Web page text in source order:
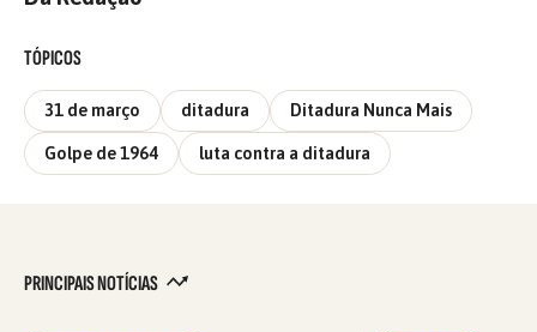
TÓPICOS
31 de março ditadura Ditadura Nunca Mais
Golpe de 1964 luta contra a ditadura
PRINCIPAIS NOTÍCIAS